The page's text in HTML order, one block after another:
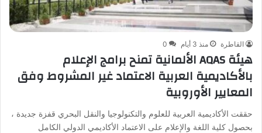
القاطرة منذ 3 أيام 0
هيئة AQAS الألمانية تمنح برامج الإعلام
بالأكاديمية العربية الاعتماد غير المشروط وفق
المعايير الأوروبية
حققت الأكاديمية العربية للعلوم والتكنولوجيا والنقل البحري قفزة جديدة ،
بحصول كلية اللغة والإعلام على الاعتماد الأكاديمي الدولي الكامل